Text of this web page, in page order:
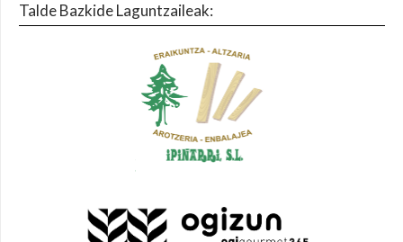
Talde Bazkide Laguntzaileak: